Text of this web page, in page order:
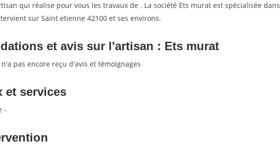
qui réalise pour vous les travaux de . La société Ets murat est spécialisée dans
sur Saint etienne 42100 et ses environs.
et avis sur l'artisan : Ets murat
pas encore reçu d'avis et témoignages
et services
-